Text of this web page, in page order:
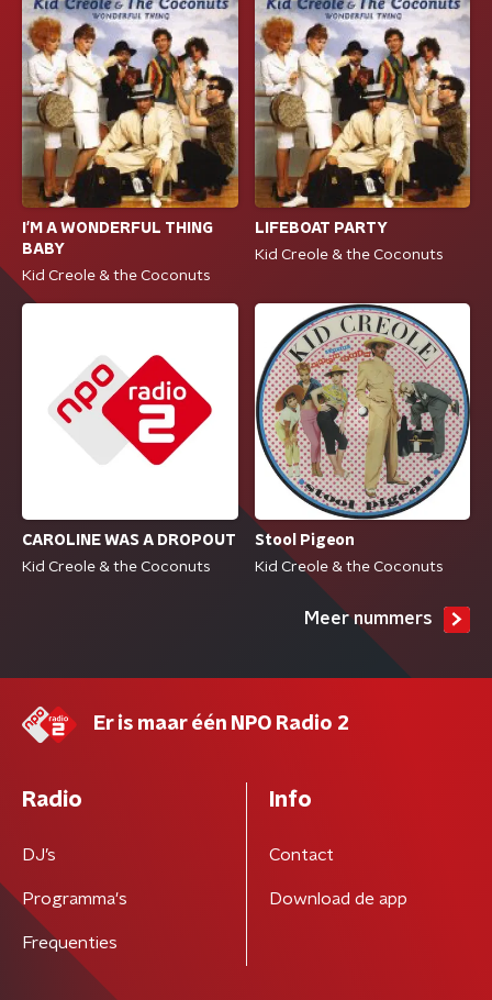
I'M A WONDERFUL THING
BABY
Kid Creole & the Coconuts
LIFEBOAT PARTY
Kid Creole & the Coconuts
CAROLINE WAS A DROPOUT
Kid Creole & the Coconuts
Stool Pigeon
Kid Creole & the Coconuts
Meer nummers
Er is maar één NPO Radio 2
Radio
DJ’s
Programma's
Frequenties
Info
Contact
Download de app